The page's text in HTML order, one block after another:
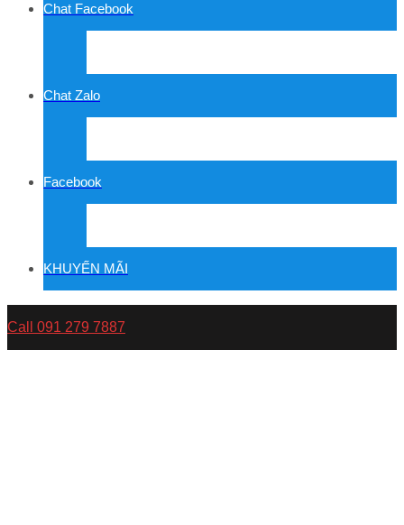
Chat Facebook
Chat Zalo
Facebook
KHUYẾN MÃI
Call 091 279 7887